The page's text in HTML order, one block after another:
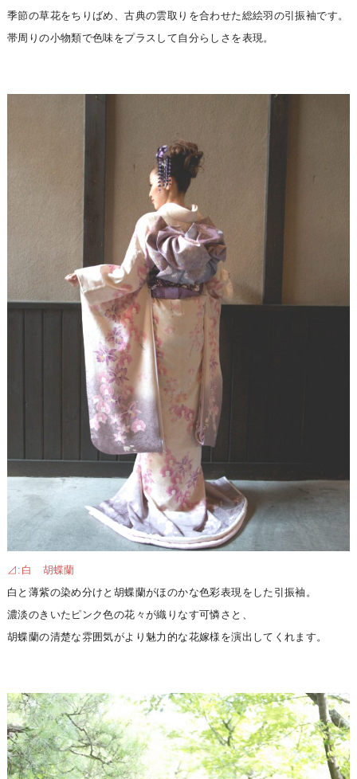
季節の草花をちりばめ、古典の雲取りを合わせた総絵羽の引振袖です。
帯周りの小物類で色味をプラスして自分らしさを表現。
⊿:白 胡蝶蘭
白と薄紫の染め分けと胡蝶蘭がほのかな色彩表現をした引振袖。
濃淡のきいたピンク色の花々が織りなす可憐さと、
胡蝶蘭の清楚な雰囲気がより魅力的な花嫁様を演出してくれます。